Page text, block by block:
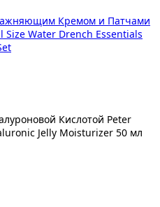
Кремом и Патчами
Size Water Drench Essentials
Кислотой Peter
Jelly Moisturizer 50 мл